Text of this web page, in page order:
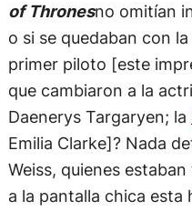
of Thronesno omitían
o si se quedaban con
primer piloto [este
que cambiaron a la
Daenerys Targaryen; la
Emilia Clarke]? Nada
Weiss, quienes
a la pantalla chica esta